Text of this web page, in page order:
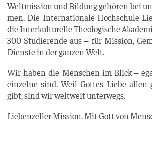
Welt­mis­si­on und Bil­dung gehö­ren bei
men. Die Inter­na­tio­na­le Hoch­schu­le
die Inter­kul­tu­rel­le Theo­lo­gi­sche
300 Stu­die­ren­de aus – für Mis­si­on,
Diens­te in der gan­zen Welt.
Wir haben die Men­schen im Blick –
ein­zel­ne sind. Weil Got­tes Lie­be
gibt, sind wir welt­weit unterwegs.
Lie­ben­zel­ler Mis­si­on. Mit Gott von